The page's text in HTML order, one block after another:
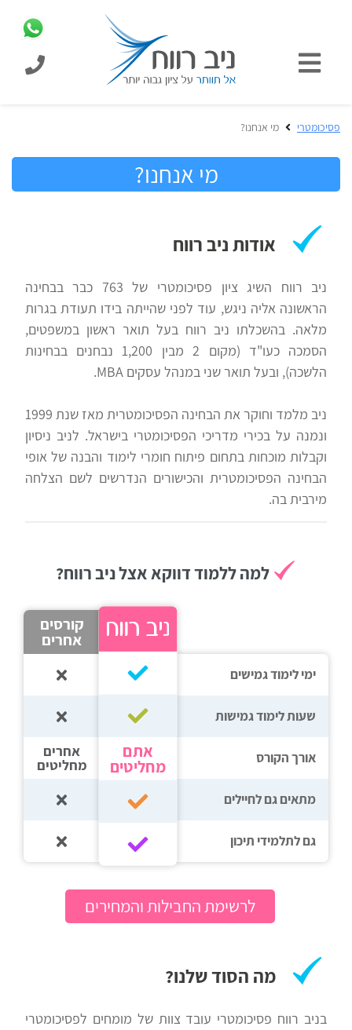
כניסת
תלמידים
הכנה
לפסיכומטרי
מבחנים
ופתרונות
כלים
לתלמידים
ערכות
ספרים
מידע
המוצרים
מבית
רווח
בחינות
קבלה
לאקדמיה
הכנה
לצה"ל
בתי
ספר
יסודיים
וחטיבות
הכנה
רווח
חיפוש
פסיכומטרי מי אנחנו?
מי אנחנו?
אודות ניב רווח
ניב רווח השיג ציון פסיכומטרי של 763 כבר בבחינה
הראשונה אליה ניגש, עוד לפני שהייתה בידו תעודת בגרות
מלאה. בהשכלתו ניב רווח בעל תואר ראשון במשפטים,
הסמכה כעו"ד (מקום 2 מבין 1,200 נבחנים בבחינות
הלשכה), ובעל תואר שני במנהל עסקים MBA.
ניב מלמד וחוקר את הבחינה הפסיכומטרית מאז שנת 1999
ונמנה על בכירי מדריכי הפסיכומטרי בישראל. לניב ניסיון
וקבלות מוכחות בתחום פיתוח חומרי לימוד והבנה של אופי
הבחינה הפסיכומטרית והכישורים הנדרשים לשם הצלחה
מירבית בה.
למה ללמוד דווקא אצל ניב רווח?
ימי לימוד גמישים
שעות לימוד גמישות
אורך הקורס
מתאים גם לחיילים
גם לתלמידי תיכון‎‏
אתם
מחליטים
קורסים
אחרים
אחרים
מחליטים
לרשימת החבילות והמחירים
מה הסוד שלנו?
בניב רווח פסיכומטרי עובד צוות של מומחים לפסיכומטרי